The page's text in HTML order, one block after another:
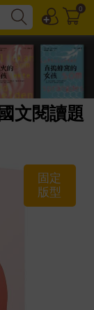
0
文閱讀題
固定
版型